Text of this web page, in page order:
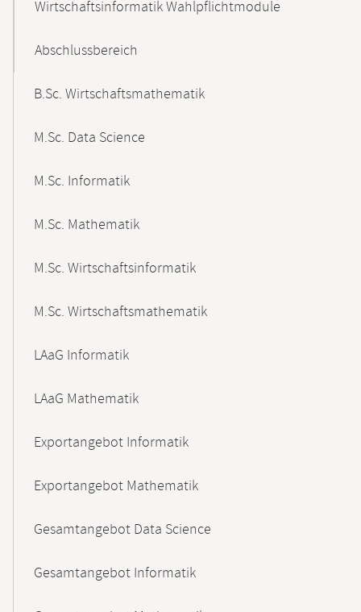
Wirtschaftsinformatik Wahlpflichtmodule
Abschlussbereich
B.Sc. Wirtschaftsmathematik
M.Sc. Data Science
M.Sc. Informatik
M.Sc. Mathematik
M.Sc. Wirtschaftsinformatik
M.Sc. Wirtschaftsmathematik
LAaG Informatik
LAaG Mathematik
Exportangebot Informatik
Exportangebot Mathematik
Gesamtangebot Data Science
Gesamtangebot Informatik